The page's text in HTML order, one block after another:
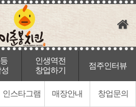
인생역전
창업하기
점주인터뷰
인스타그램 매장안내 창업문의